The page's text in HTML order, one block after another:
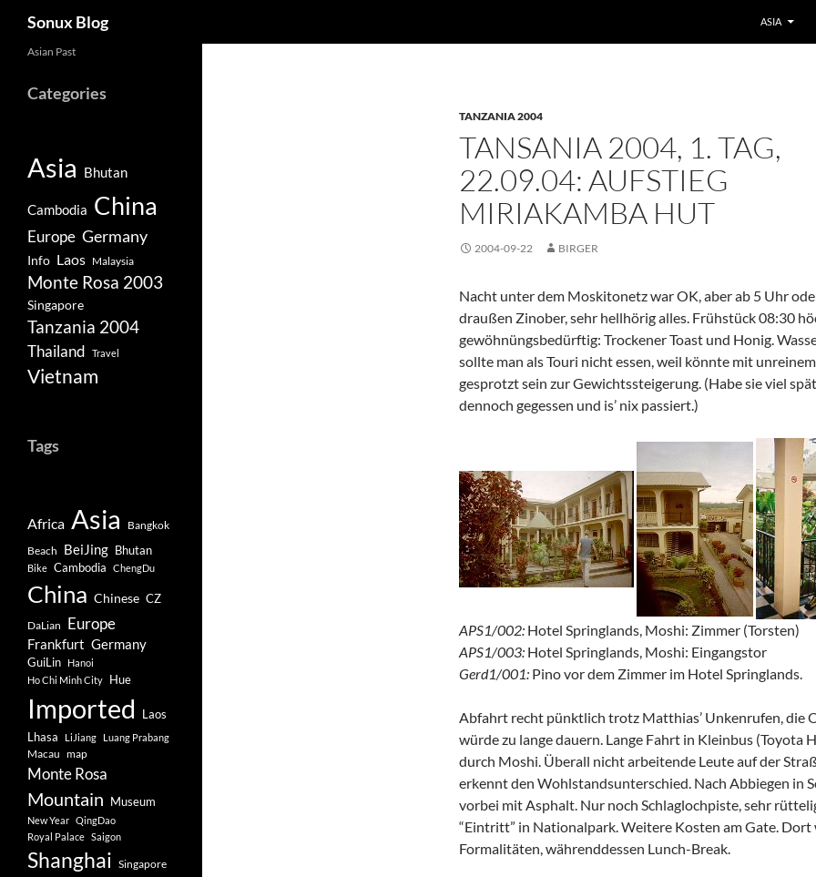
content
Sonux Blog ASIA
TANZANIA 2004
TANSANIA 2004, 1. TAG,
22.09.04: AUFSTIEG
MIRIAKAMBA HUT
2004-09-22 BIRGER
Nacht unter dem Moskitonetz war OK, aber ab 5 Uhr
draußen Zinober, sehr hellhörig alles. Frühstück 08:30
gewöhnüngsbedürftig: Trockener Toast und Honig.
sollte man als Touri nicht essen, weil könnte mit
gesprotzt sein zur Gewichtssteigerung. (Habe sie viel
dennoch gegessen und is’ nix passiert.)
APS1/002: Hotel Springlands, Moshi: Zimmer (Torsten)
APS1/003: Hotel Springlands, Moshi: Eingangstor
Gerd1/001: Pino vor dem Zimmer im Hotel Springlands.
Abfahrt recht pünktlich trotz Matthias’ Unkenrufen, die
würde zu lange dauern. Lange Fahrt in Kleinbus (Toyota
durch Moshi. Überall nicht arbeitende Leute auf der
erkennt den Wohlstandsunterschied. Nach Abbiegen in
vorbei mit Asphalt. Nur noch Schlaglochpiste, sehr
“Eintritt” in Nationalpark. Weitere Kosten am Gate. Dort
Formalitäten, währenddessen Lunch-Break.
Asian Past
Categories
Asia Bhutan
Cambodia China
Europe Germany
Info Laos Malaysia
Monte Rosa 2003
Singapore
Tanzania 2004
Thailand Travel
Vietnam
Tags
Africa Asia
Bangkok
Beach BeiJing Bhutan
Bike Cambodia ChengDu
China Chinese CZ
DaLian Europe
Frankfurt Germany
GuiLin
Hanoi
Ho Chi Minh City
Hue
Imported Laos
Lhasa LiJiang Luang Prabang
Macau map
Monte Rosa
Mountain Museum
New Year QingDao
Royal Palace Saigon
Shanghai Singapore